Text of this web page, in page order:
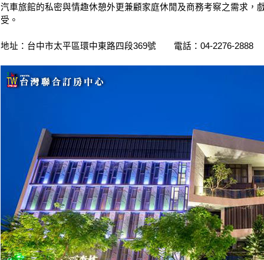
汽車旅館的私密與情趣休憩外更兼顧家庭休閒及商務考察之需求
受。
地址：台中市太平區環中東路四段369號 電話：04-2276-2888